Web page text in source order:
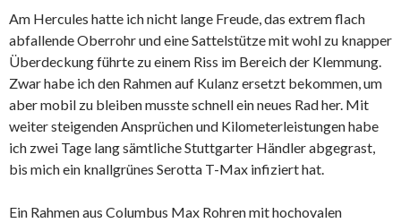
Am Hercules hatte ich nicht lange Freude, das extrem flach
abfallende Oberrohr und eine Sattelstütze mit wohl zu knapper
Überdeckung führte zu einem Riss im Bereich der Klemmung.
Zwar habe ich den Rahmen auf Kulanz ersetzt bekommen, um
aber mobil zu bleiben musste schnell ein neues Rad her. Mit
weiter steigenden Ansprüchen und Kilometerleistungen habe
ich zwei Tage lang sämtliche Stuttgarter Händler abgegrast,
bis mich ein knallgrünes Serotta T-Max infiziert hat.
Ein Rahmen aus Columbus Max Rohren mit hochovalen